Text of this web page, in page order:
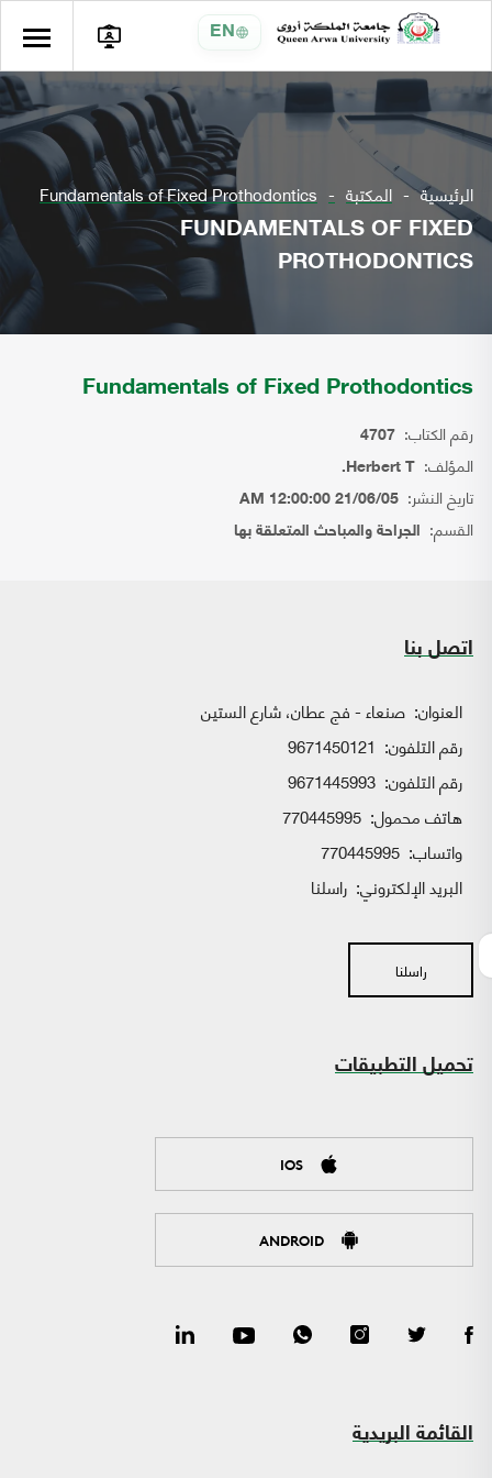
EN
الرئيسية المكتبة Fundamentals of Fixed Prothodontics
FUNDAMENTALS OF FIXED
PROTHODONTICS
Fundamentals of Fixed Prothodontics
رقم الكتاب: 4707
المؤلف: Herbert T.
تاريخ النشر: 21/06/05 12:00:00 AM
القسم: الجراحة والمباحث المتعلقة بها
اتصل بنا
العنوان: صنعاء - فج عطان، شارع الستين
رقم التلفون: 9671450121
رقم التلفون: 9671445993
هاتف محمول: 770445995
واتساب:
البريد الإلكتروني: راسلنا
راسلنا
تحميل التطبيقات
IOS
ANDROID
القائمة البريدية